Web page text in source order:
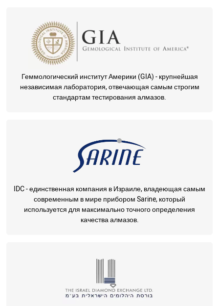
Геммологический институт Америки (GIA) - крупнейшая
независимая лаборатория, отвечающая самым строгим
стандартам тестирования алмазов.
IDC - единственная компания в Израиле, владеющая самым
современным в мире прибором Sarine, который
используется для максимально точного определения
качества алмазов.